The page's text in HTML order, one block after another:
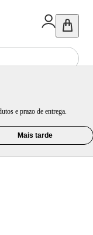
e prazo de entrega.
Mais tarde